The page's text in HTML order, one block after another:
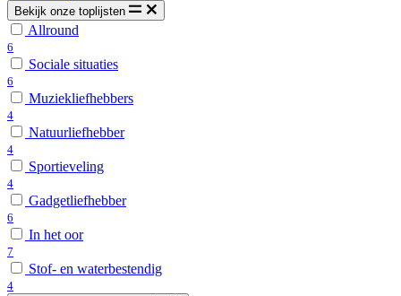
Bekijk onze toplijsten
Allround
6
Sociale situaties
6
Muziekliefhebbers
4
Natuurliefhebber
4
Sportieveling
4
Gadgetliefhebber
6
In het oor
7
Stof- en waterbestendig
4